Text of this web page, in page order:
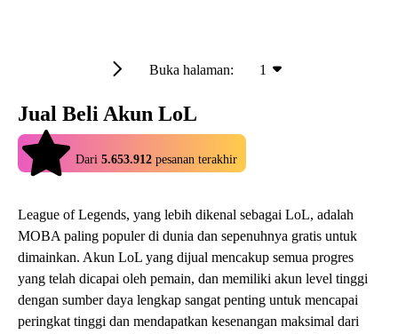
Buka halaman: 1
Jual Beli Akun LoL
Dari 5.653.912 pesanan terakhir
League of Legends, yang lebih dikenal sebagai LoL, adalah
MOBA paling populer di dunia dan sepenuhnya gratis untuk
dimainkan. Akun LoL yang dijual mencakup semua progres
yang telah dicapai oleh pemain, dan memiliki akun level tinggi
dengan sumber daya lengkap sangat penting untuk mencapai
peringkat tinggi dan mendapatkan kesenangan maksimal dari